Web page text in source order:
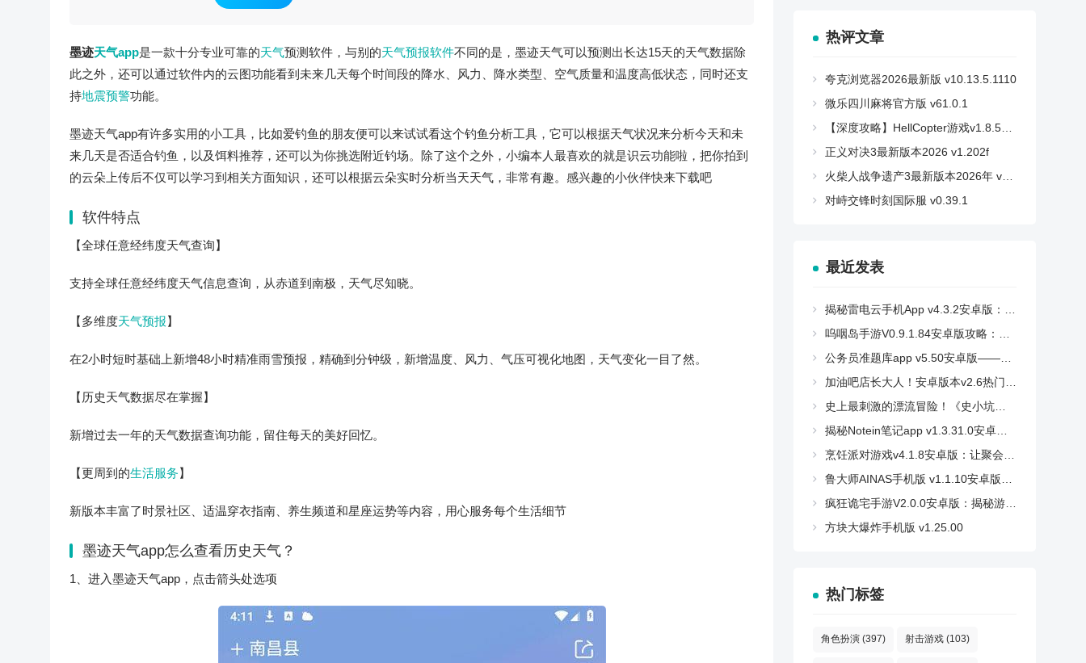
墨迹天气app是一款十分专业可靠的天气预测软件，与别的天气预报软件不同的是，墨迹天气可以预测出长达15天的天气数据除
此之外，还可以通过软件内的云图功能看到未来几天每个时间段的降水、风力、降水类型、空气质量和温度高低状态，同时还支
持地震预警功能。
墨迹天气app有许多实用的小工具，比如爱钓鱼的朋友便可以来试试看这个钓鱼分析工具，它可以根据天气状况来分析今天和未
来几天是否适合钓鱼，以及饵料推荐，还可以为你挑选附近钓场。除了这个之外，小编本人最喜欢的就是识云功能啦，把你拍到
的云朵上传后不仅可以学习到相关方面知识，还可以根据云朵实时分析当天天气，非常有趣。感兴趣的小伙伴快来下载吧
软件特点
【全球任意经纬度天气查询】
支持全球任意经纬度天气信息查询，从赤道到南极，天气尽知晓。
【多维度天气预报】
在2小时短时基础上新增48小时精准雨雪预报，精确到分钟级，新增温度、风力、气压可视化地图，天气变化一目了然。
【历史天气数据尽在掌握】
新增过去一年的天气数据查询功能，留住每天的美好回忆。
【更周到的生活服务】
新版本丰富了时景社区、适温穿衣指南、养生频道和星座运势等内容，用心服务每个生活细节
墨迹天气app怎么查看历史天气？
1、进入墨迹天气app，点击箭头处选项
热评文章
夸克浏览器2026最新版 v10.13.5.1110
微乐四川麻将官方版 v61.0.1
【深度攻略】HellCopter游戏v1.8.59安卓版：如何轻松登顶，解锁所有秘密？
正义对决3最新版本2026 v1.202f
火柴人战争遗产3最新版本2026年 v2026.5.5025
对峙交锋时刻国际服 v0.39.1
最近发表
揭秘雷电云手机App v4.3.2安卓版：如何快速上手？
呜咽岛手游V0.9.1.84安卓版攻略：探索神秘岛屿的秘境
公务员准题库app v5.50安卓版——你的备考神器！
加油吧店长大人！安卓版本v2.6热门攻略：如何轻松取胜？
史上最刺激的漂流冒险！《史小坑漂流记》V1.1.0安卓版攻略大公开
揭秘Notein笔记app v1.3.31.0安卓版：实用指南与下载链接
烹饪派对游戏v4.1.8安卓版：让聚会更有趣！独家攻略与下载链接
鲁大师AINAS手机版 v1.1.10安卓版：让您的办公变得更加智能和高效！
疯狂诡宅手游V2.0.0安卓版：揭秘游戏攻略与免费下载技巧
方块大爆炸手机版 v1.25.00
热门标签
角色扮演 (397) 射击游戏 (103)